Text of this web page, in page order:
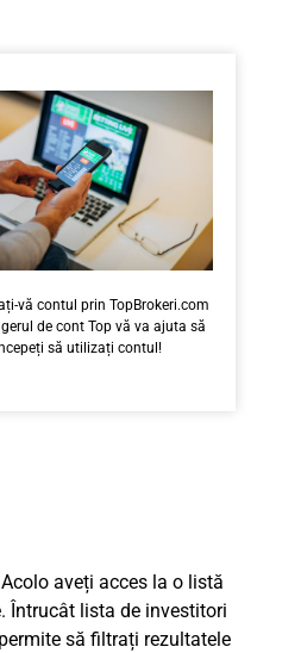
vă contul prin TopBrokeri.com
de cont Top vă va ajuta să
să utilizați contul!
aveți acces la o listă
Întrucât lista de investitori
să filtrați rezultatele